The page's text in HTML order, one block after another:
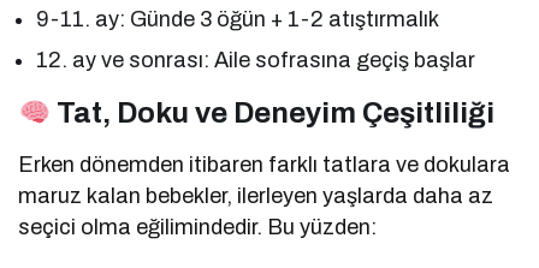
9-11. ay: Günde 3 öğün + 1-2 atıştırmalık
12. ay ve sonrası: Aile sofrasına geçiş başlar
Tat, Doku ve Deneyim Çeşitliliği
Erken dönemden itibaren farklı tatlara ve dokulara
maruz kalan bebekler, ilerleyen yaşlarda daha az
seçici olma eğilimindedir. Bu yüzden: